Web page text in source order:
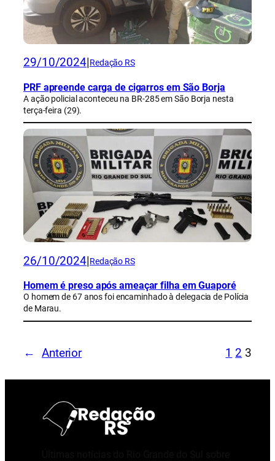
29/10/2024 Redação RS
PRF apreende carga de cigarros em São Borja
A ação policial aconteceu na BR-285 em São Borja nesta
terça-feira (29).
26/10/2024 Redação RS
Homem é preso após ameaçar filha em Guaporé
O homem de 67 anos foi encaminhado à delegacia de Polícia
de Marau.
← Anterior 1 2 3